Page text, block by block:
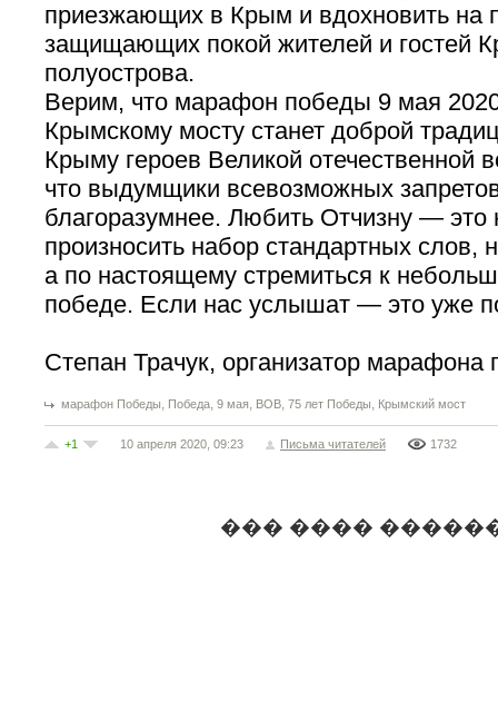
приезжающих в Крым и вдохновить на
защищающих покой жителей и гостей
полуострова.
Верим, что марафон победы 9 мая
Крымскому мосту станет доброй
Крыму героев Великой отечественной
что выдумщики всевозможных
благоразумнее. Любить Отчизну — это
произносить набор стандартных слов,
а по настоящему стремиться к
победе. Если нас услышат — это уже
Степан Трачук, организатор марафона
марафон Победы, Победа, 9 мая, ВОВ, 75 лет Победы, Крымский мост
+1 10 апреля 2020, 09:23 Письма читателей 1732
��� ����